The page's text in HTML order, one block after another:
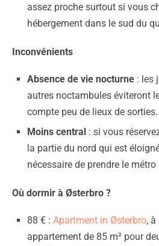
assez proche surtout si vous
hébergement dans le sud du
Inconvénients
Absence de vie nocturne : les
autres noctambules éviteront
compte peu de lieux de sorties.
Moins central : si vous
la partie du nord qui est
nécessaire de prendre le
Où dormir à Østerbro ?
88 € : Apartment in Østerbro,
appartement de 85 m² pour